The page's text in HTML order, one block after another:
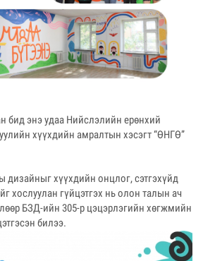
бид энэ удаа Нийслэлийн ерөнхий
хүүхдийн амралтын хэсэгт “ӨНГӨ”
дизайныг хүүхдийн онцлог, сэтгэхүйд
хослуулан гүйцэтгэх нь олон талын ач
БЗД-ийн 305-р цэцэрлэгийн хөгжмийн
билээ.